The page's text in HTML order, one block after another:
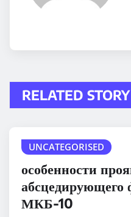
RELATED STORY
UNCATEGORISED
особенности
абсцедирующего
МКБ-10